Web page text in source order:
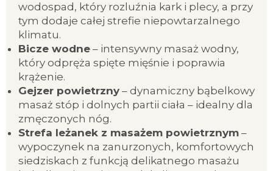
wodospad, który rozluźnia kark i plecy, a przy
tym dodaje całej strefie niepowtarzalnego
klimatu.
Bicze wodne – intensywny masaż wodny,
który odpręża spięte mięśnie i poprawia
krążenie.
Gejzer powietrzny – dynamiczny bąbelkowy
masaż stóp i dolnych partii ciała – idealny dla
zmęczonych nóg.
Strefa leżanek z masażem powietrznym –
wypoczynek na zanurzonych, komfortowych
siedziskach z funkcją delikatnego masażu